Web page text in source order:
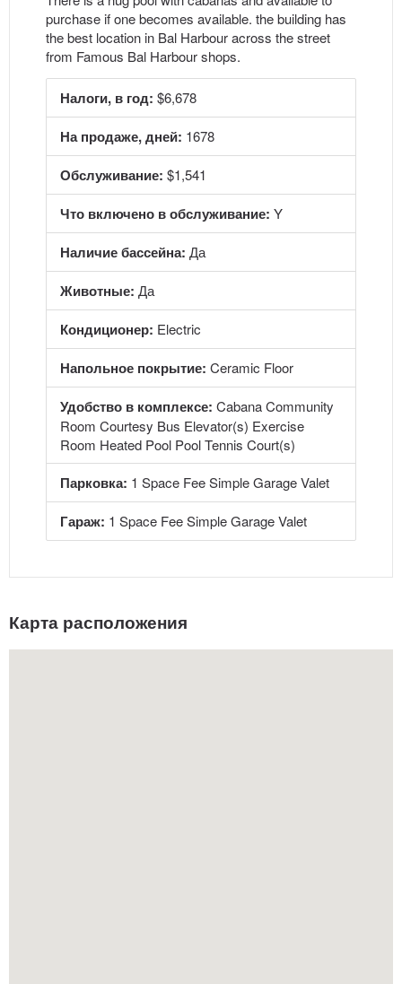
purchase if one becomes available. the building has
the best location in Bal Harbour across the street
from Famous Bal Harbour shops.
Налоги, в год: $6,678
На продаже, дней: 1678
Обслуживание: $1,541
Что включено в обслуживание: Y
Наличие бассейна: Да
Животные: Да
Кондиционер: Electric
Напольное покрытие: Ceramic Floor
Удобство в комплексе: Cabana Community
Room Courtesy Bus Elevator(s) Exercise
Room Heated Pool Pool Tennis Court(s)
Парковка: 1 Space Fee Simple Garage Valet
Гараж: 1 Space Fee Simple Garage Valet
Карта расположения